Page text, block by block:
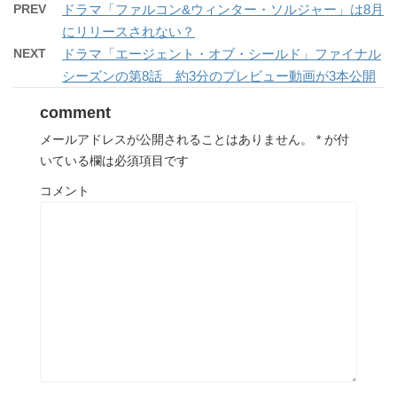
PREV
ドラマ「ファルコン&ウィンター・ソルジャー」は8月
にリリースされない？
NEXT
ドラマ「エージェント・オブ・シールド」ファイナル
シーズンの第8話 約3分のプレビュー動画が3本公開
comment
メールアドレスが公開されることはありません。 * が付
いている欄は必須項目です
コメント